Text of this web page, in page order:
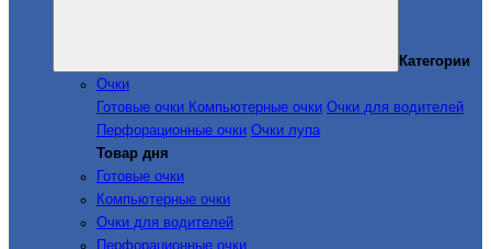
Категории
Очки
Готовые очки Компьютерные очки Очки для водителей
Перфорационные очки Очки лупа
Товар дня
Готовые очки
Компьютерные очки
Очки для водителей
Перфорационные очки